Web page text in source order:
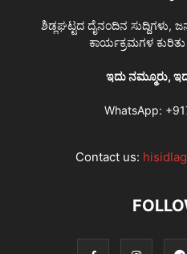
ಶಿಡ್ಲಘಟ್ಟದ ದೈನಂದಿನ ಸುದ್ದಿಗಳು,
ಕಾರ್ಯಕ್ರಮಗಳ
ಇದು ನಮ್ಮೂರು,
WhatsApp:
Contact us: